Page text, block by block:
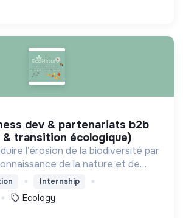
transition écologique)
l’érosion de la biodiversité par
de la nature et de
Internship
Ecology